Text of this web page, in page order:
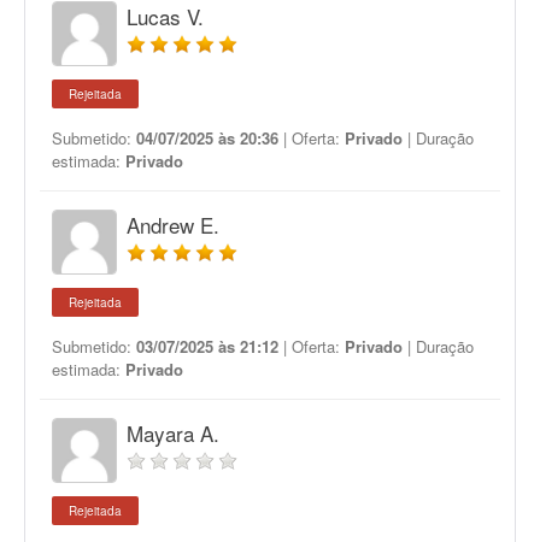
Lucas V.
Rejeitada
Submetido: 04/07/2025 às 20:36 | Oferta: Privado | Duração
estimada: Privado
Andrew E.
Rejeitada
Submetido: 03/07/2025 às 21:12 | Oferta: Privado | Duração
estimada: Privado
Mayara A.
Rejeitada